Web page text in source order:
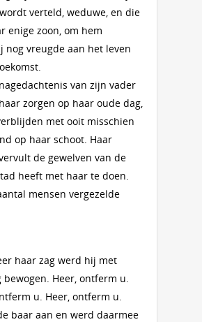
verteld, weduwe, en die
enige zoon, om hem
nog vreugde aan het leven
van zijn vader
zorgen op haar oude dag,
met ooit misschien
op haar schoot. Haar
de gewelven van de
heeft met haar te doen.
mensen vergezelde
haar zag werd hij met
Heer, ontferm u.
u. Heer, ontferm u.
baar aan en werd daarmee